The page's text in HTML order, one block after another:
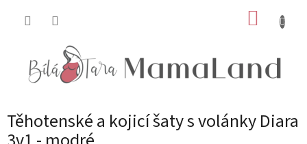
Těhotenské a kojicí šaty s volánky Diara